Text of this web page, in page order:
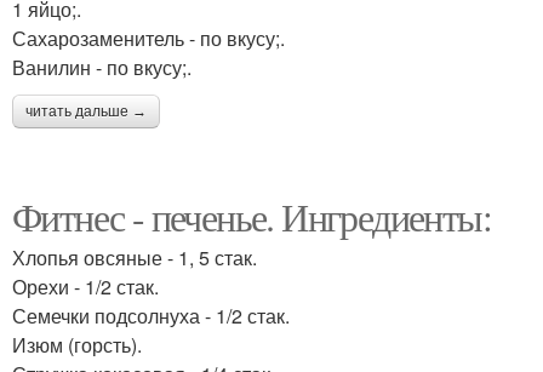
1 яйцо;.
Сахарозаменитель - по вкусу;.
Ванилин - по вкусу;.
читать дальше →
Фитнес - печенье. Ингредиенты:
Хлопья овсяные - 1, 5 стак.
Орехи - 1/2 стак.
Семечки подсолнуха - 1/2 стак.
Изюм (горсть).